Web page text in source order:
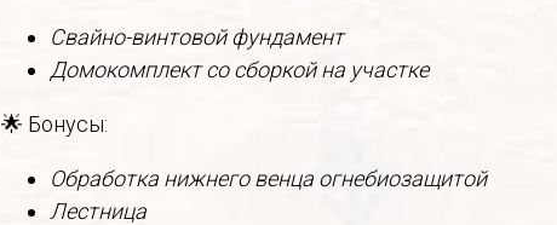
Свайно-винтовой фундамент
Домокомплект со сборкой на участке
🌟 Бонусы:
Обработка нижнего венца огнебиозащитой
Лестница